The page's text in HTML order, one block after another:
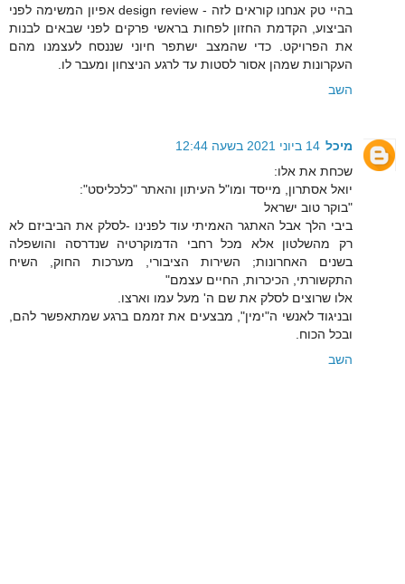
בהיי טק אנחנו קוראים לזה - design review אפיון המשימה לפני
הביצוע, הקדמת החזון לפחות בראשי פרקים לפני שבאים לבנות
את הפרויקט. כדי שהמצב ישתפר חיוני שננסח לעצמנו מהם
העקרונות שמהן אסור לסטות עד לרגע הניצחון ומעבר לו.
השב
מיכל 14 ביוני 2021 בשעה 12:44
שכחת את אלו:
יואל אסתרון, מייסד ומו"ל העיתון והאתר "כלכליסט":
"בוקר טוב ישראל
ביבי הלך אבל האתגר האמיתי עוד לפנינו -לסלק את הביביזם לא
רק מהשלטון אלא מכל רחבי הדמוקרטיה שנדרסה והושפלה
בשנים האחרונות; השירות הציבורי, מערכות החוק, השיח
התקשורתי, הכיכרות, החיים עצמם"
אלו שרוצים לסלק את שם ה' מעל עמו וארצו.
ובניגוד לאנשי ה"ימין", מבצעים את זממם ברגע שמתאפשר להם,
ובכל הכוח.
השב